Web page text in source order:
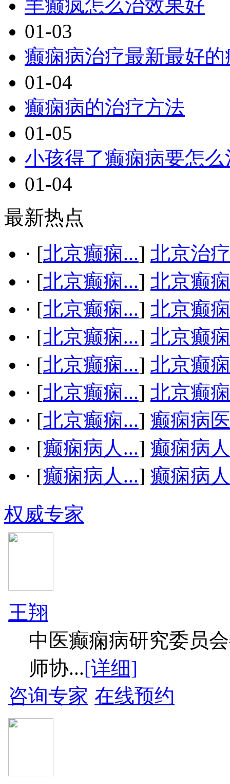
羊癫疯怎么治效果好
01-03
癫痫病治疗最新最好的
01-04
癫痫病的治疗方法
01-05
小孩得了癫痫病要怎么
01-04
最新热点
· [北京癫痫...] 北京治
· [北京癫痫...] 北京癫
· [北京癫痫...] 北京癫
· [北京癫痫...] 北京癫
· [北京癫痫...] 北京癫
· [北京癫痫...] 北京癫
· [北京癫痫...] 癫痫病
· [癫痫病人...] 癫痫病
· [癫痫病人...] 癫痫病
权威专家
王翔
中医癫痫病研究委员
师协...[详细]
咨询专家 在线预约